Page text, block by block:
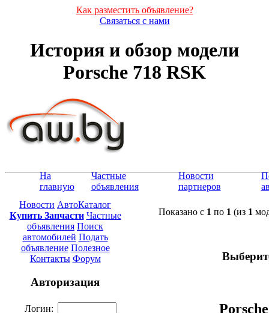
Как разместить объявление?
Связаться с нами
История и обзор модели
Porsche 718 RSK
На
главную
Частные
объявления
Новости
партнеров
Новости АвтоКаталог
Купить Запчасти Частные
объявления Поиск
автомобилей Подать
объявление Полезное
Контакты Форум
Авторизация
Логин:
Показано с 1 по 1 (из 1